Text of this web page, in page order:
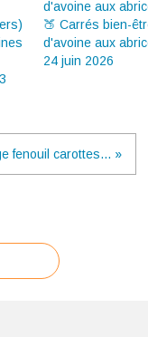
🍑 Carrés bien-
d'avoine aux
24 juin 2026
fenouil carottes... »